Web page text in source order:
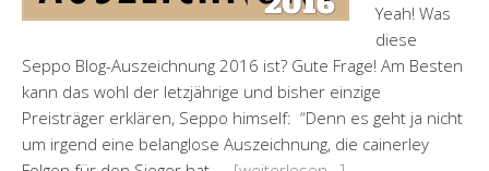
Yeah! Was
diese
Seppo Blog-Auszeichnung 2016 ist? Gute Frage! Am Besten
kann das wohl der letzjährige und bisher einzige
Preisträger erklären, Seppo himself: “Denn es geht ja nicht
um irgend eine belanglose Auszeichnung, die cainerley